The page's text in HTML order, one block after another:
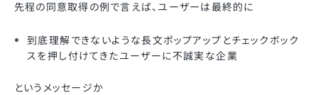
先程の同意取得の例で言えば、ユーザーは最終的に
到底理解できないような長文ポップアップとチェックボック
スを押し付けてきたユーザーに不誠実な企業
というメッセージか